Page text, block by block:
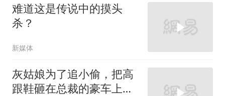
难道这是传说中的摸头
杀？
新媒体
灰姑娘为了追小偷，把高
跟鞋砸在总裁的豪车上，